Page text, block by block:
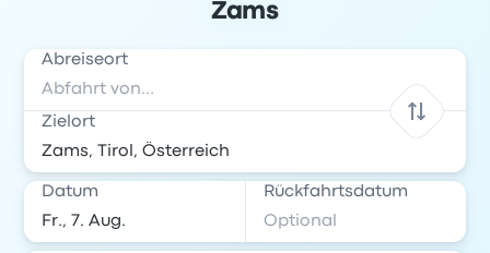
Zams
Abreiseort
Zielort
Datum Rückfahrtsdatum